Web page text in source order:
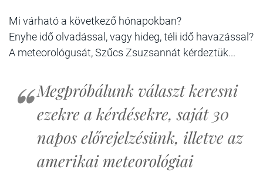
Mi várható a következő hónapokban?
Enyhe idő olvadással, vagy hideg, téli idő havazással?
A meteorológusát, Szűcs Zsuzsannát kérdeztük...
Megpróbálunk választ keresni
ezekre a kérdésekre, saját 30
napos előrejelzésünk, illetve az
amerikai meteorológiai